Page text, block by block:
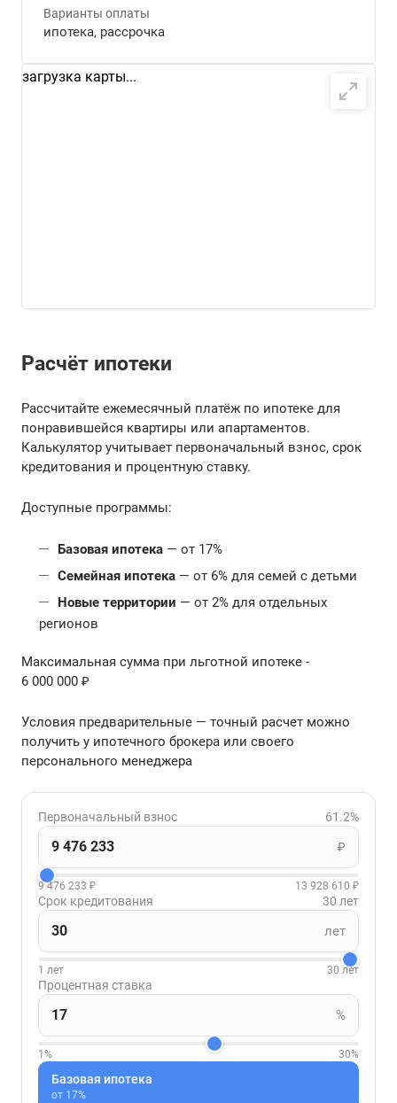
Варианты оплаты
ипотека, рассрочка
загрузка карты...
Расчёт ипотеки
Рассчитайте ежемесячный платёж по ипотеке для
понравившейся квартиры или апартаментов.
Калькулятор учитывает первоначальный взнос, срок
кредитования и процентную ставку.
Доступные программы:
Базовая ипотека — от 17%
Семейная ипотека — от 6% для семей с детьми
Новые территории — от 2% для отдельных
регионов
Максимальная сумма при льготной ипотеке -
6 000 000 ₽
Условия предварительные — точный расчет можно
получить у ипотечного брокера или своего
персонального менеджера
Первоначальный взнос 61.2%
₽
9 476 233 ₽ 13 928 610 ₽
Срок кредитования 30 лет
лет
1 лет 30 лет
Процентная ставка
%
1% 30%
Базовая ипотека
от 17%